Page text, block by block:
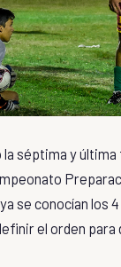
séptima y última
se conocían los
el orden para